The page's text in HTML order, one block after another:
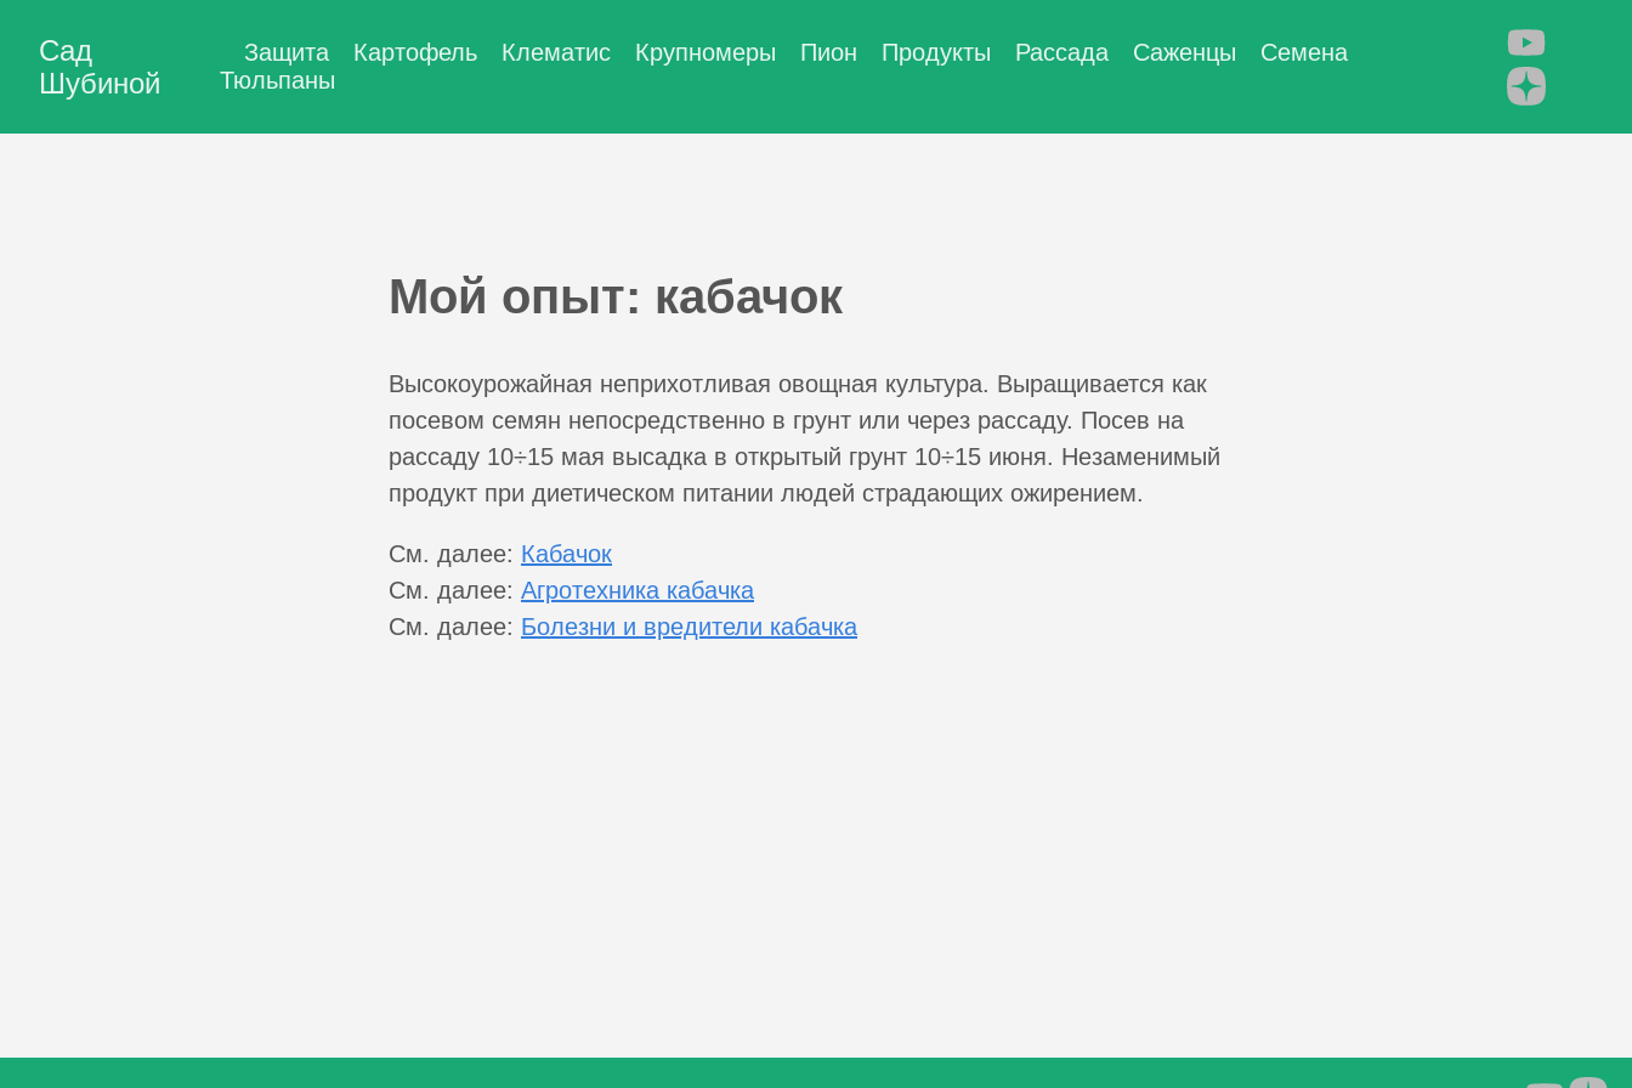
Сад
Шубиной
Защита Картофель Клематис Крупномеры Пион Продукты Рассада Саженцы
Семена
Тюльпаны
Мой опыт: кабачок
Высокоурожайная неприхотливая овощная культура. Выращивается как
посевом семян непосредственно в грунт или через рассаду. Посев на
рассаду 10÷15 мая высадка в открытый грунт 10÷15 июня. Незаменимый
продукт при диетическом питании людей страдающих ожирением.
См. далее: Кабачок
См. далее: Агротехника кабачка
См. далее: Болезни и вредители кабачка